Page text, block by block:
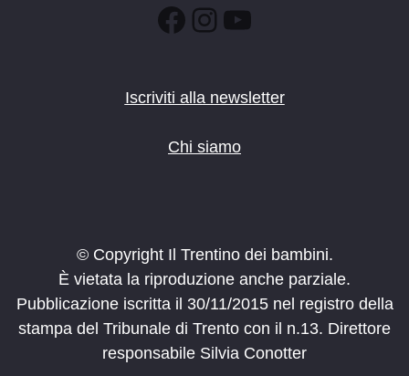
Facebook
Instagram
YouTube
Iscriviti alla newsletter
Chi siamo
© Copyright Il Trentino dei bambini.
È vietata la riproduzione anche parziale.
Pubblicazione iscritta il 30/11/2015 nel registro della
stampa del Tribunale di Trento con il n.13. Direttore
responsabile Silvia Conotter